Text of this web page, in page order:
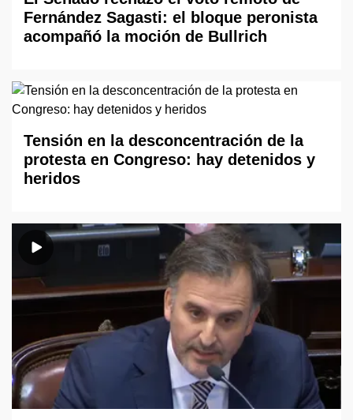
Fernández Sagasti: el bloque peronista
acompañó la moción de Bullrich
Tensión en la desconcentración de la
protesta en Congreso: hay detenidos y
heridos